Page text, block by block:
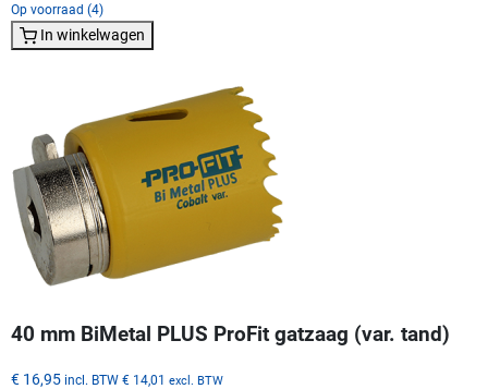
Op voorraad (4)
In winkelwagen
40 mm BiMetal PLUS ProFit gatzaag (var. tand)
€ 16,95 incl. BTW € 14,01 excl. BTW